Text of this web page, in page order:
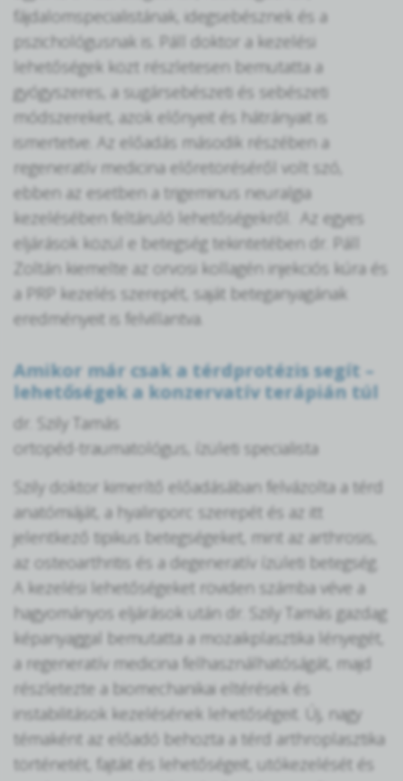
fájdalomspecialistának, idegsebésznek és a
pszichológusnak is. Páll doktor a kezelési
lehetőségek közt részletesen bemutatta a
gyógyszeres, a sugársebészeti és sebészeti
módszereket, azok előnyeit és hátrányait is
ismertetve. Az előadás második részében a
regeneratív medicina előretöréséről volt szó,
ebben az esetben a trigeminus neuralgia
kezelésében feltáruló lehetőségekről. Az egyes
eljárások közül e betegség tekintetében dr. Páll
Zoltán kiemelte az orvosi kollagén injekciós kúra és
a PRP kezelés szerepét, saját beteganyagának
eredményeit is felvillantva.
Amikor már csak a térdprotézis segít –
lehetőségek a konzervatív terápián túl
dr. Szily Tamás
ortopéd-traumatológus, ízületi specialista
Szily doktor kimerítő előadásában felvázolta a térd
anatómiáját, a hyalinporc szerepét és az itt
jelentkező tipikus betegségeket, mint az arthrosis,
az osteoarthritis és a degeneratív ízületi betegség.
A kezelési lehetőségeket röviden számba véve a
hagyományos eljárások után dr. Szily Tamás gazdag
képanyaggal bemutatta a mozaikplasztika lényegét,
a regeneratív medicina felhasználhatóságát, majd
részletezte a biomechanikai eltérések és
instabilitások kezelésének lehetőségeit. Új, nagy
témaként az előadó behozta a térd arthroplasztika
történetét, fajtáit és lehetőségeit, utókezelését és